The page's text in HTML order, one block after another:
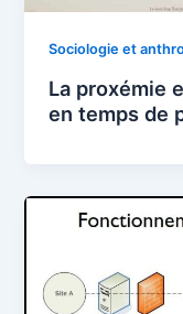
Sociologie et
La proxémie
en temps de